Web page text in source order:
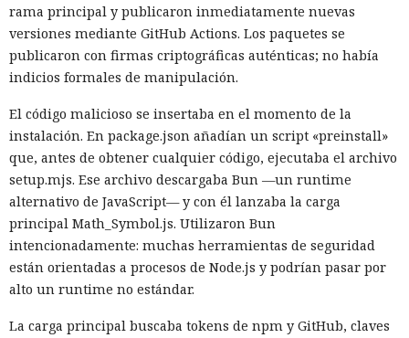
rama principal y publicaron inmediatamente nuevas
versiones mediante GitHub Actions. Los paquetes se
publicaron con firmas criptográficas auténticas; no había
indicios formales de manipulación.
El código malicioso se insertaba en el momento de la
instalación. En package.json añadían un script «preinstall»
que, antes de obtener cualquier código, ejecutaba el archivo
setup.mjs. Ese archivo descargaba Bun —un runtime
alternativo de JavaScript— y con él lanzaba la carga
principal Math_Symbol.js. Utilizaron Bun
intencionadamente: muchas herramientas de seguridad
están orientadas a procesos de Node.js y podrían pasar por
alto un runtime no estándar.
La carga principal buscaba tokens de npm y GitHub, claves